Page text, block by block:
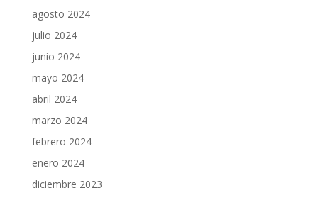
agosto 2024
julio 2024
junio 2024
mayo 2024
abril 2024
marzo 2024
febrero 2024
enero 2024
diciembre 2023